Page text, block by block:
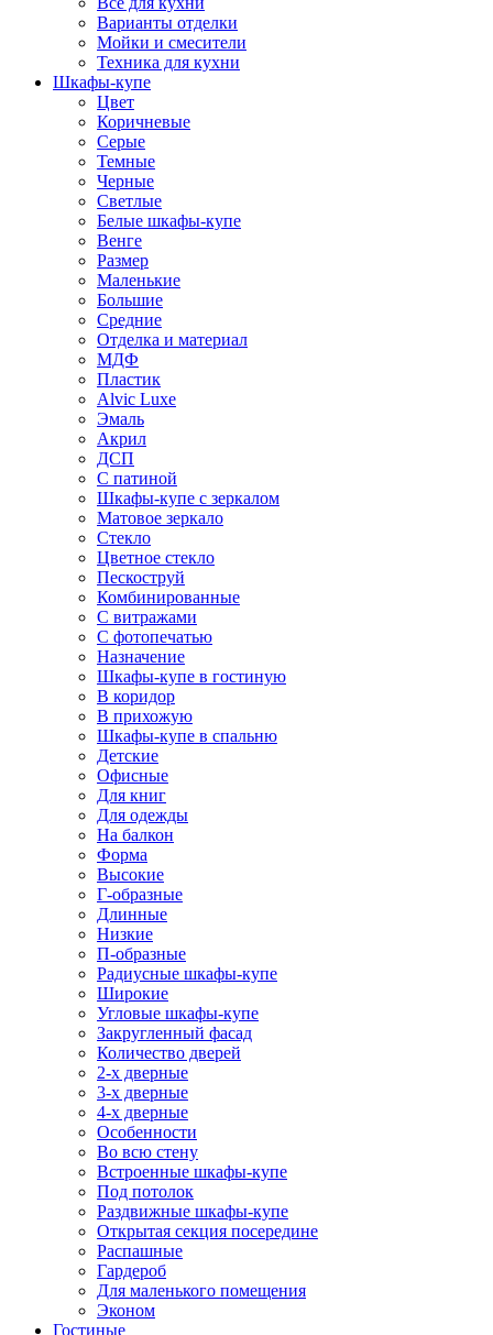
Варианты отделки
Мойки и смесители
Техника для кухни
Шкафы-купе
Цвет
Коричневые
Серые
Темные
Черные
Светлые
Белые шкафы-купе
Венге
Размер
Маленькие
Большие
Средние
Отделка и материал
МДФ
Пластик
Alvic Luxe
Эмаль
Акрил
ДСП
С патиной
Шкафы-купе с зеркалом
Матовое зеркало
Стекло
Цветное стекло
Пескоструй
Комбинированные
С витражами
С фотопечатью
Назначение
Шкафы-купе в гостиную
В коридор
В прихожую
Шкафы-купе в спальню
Детские
Офисные
Для книг
Для одежды
На балкон
Форма
Высокие
Г-образные
Длинные
Низкие
П-образные
Радиусные шкафы-купе
Широкие
Угловые шкафы-купе
Закругленный фасад
Количество дверей
2-х дверные
3-х дверные
4-х дверные
Особенности
Во всю стену
Встроенные шкафы-купе
Под потолок
Раздвижные шкафы-купе
Открытая секция посередине
Распашные
Гардероб
Для маленького помещения
Эконом
Гостиные